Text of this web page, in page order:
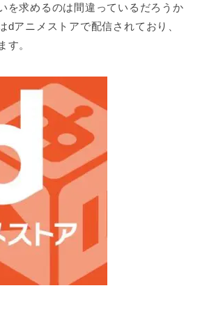
を求めるのは間違っているだろうか
dアニメストアで配信されており、
す。